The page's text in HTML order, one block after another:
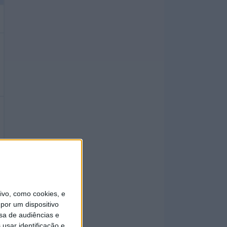
como cookies, e
um dispositivo
de audiências e
identificação e